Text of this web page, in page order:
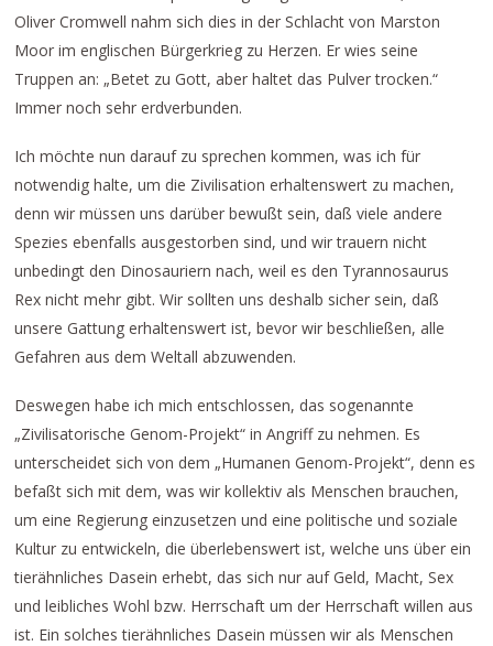
Oliver Cromwell nahm sich dies in der Schlacht von Marston
Moor im englischen Bürgerkrieg zu Herzen. Er wies seine
Truppen an: „Betet zu Gott, aber haltet das Pulver trocken.“
Immer noch sehr erdverbunden.
Ich möchte nun darauf zu sprechen kommen, was ich für
notwendig halte, um die Zivilisation erhaltenswert zu machen,
denn wir müssen uns darüber bewußt sein, daß viele andere
Spezies ebenfalls ausgestorben sind, und wir trauern nicht
unbedingt den Dinosauriern nach, weil es den Tyrannosaurus
Rex nicht mehr gibt. Wir sollten uns deshalb sicher sein, daß
unsere Gattung erhaltenswert ist, bevor wir beschließen, alle
Gefahren aus dem Weltall abzuwenden.
Deswegen habe ich mich entschlossen, das sogenannte
„Zivilisatorische Genom-Projekt“ in Angriff zu nehmen. Es
unterscheidet sich von dem „Humanen Genom-Projekt“, denn es
befaßt sich mit dem, was wir kollektiv als Menschen brauchen,
um eine Regierung einzusetzen und eine politische und soziale
Kultur zu entwickeln, die überlebenswert ist, welche uns über ein
tierähnliches Dasein erhebt, das sich nur auf Geld, Macht, Sex
und leibliches Wohl bzw. Herrschaft um der Herrschaft willen aus
ist. Ein solches tierähnliches Dasein müssen wir als Menschen